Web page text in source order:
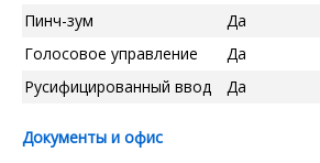
Пинч-зум
Да
Голосовое управление
Да
Русифицированный ввод
Да
Документы и офис